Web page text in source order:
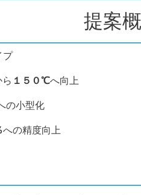
提案
プ
１５０℃へ向上
の小型化
への精度向上